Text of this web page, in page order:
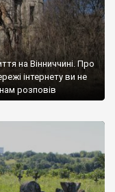
на Вінниччині. Про
інтернету ви не
розповів
вразив не лише